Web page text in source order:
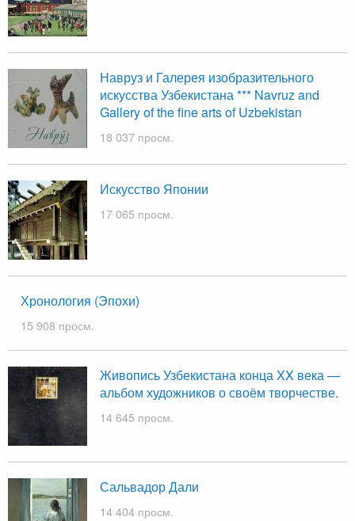
Навруз и Галерея изобразительного
искусства Узбекистана *** Navruz and
Gallery of the fine arts of Uzbekistan
18 037 просм.
Искусство Японии
17 065 просм.
Хронология (Эпохи)
15 908 просм.
Живопись Узбекистана конца XX века —
альбом художников о своём творчестве.
14 645 просм.
Сальвадор Дали
14 404 просм.